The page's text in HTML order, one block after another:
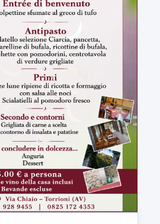
SPETTACOLO
TUTTI I VIDEO